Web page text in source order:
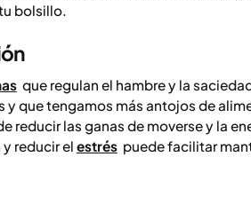
bolsillo.
que regulan el hambre y la
que tengamos más antojos de
reducir las ganas de moverse y la
reducir el estrés puede facilitar